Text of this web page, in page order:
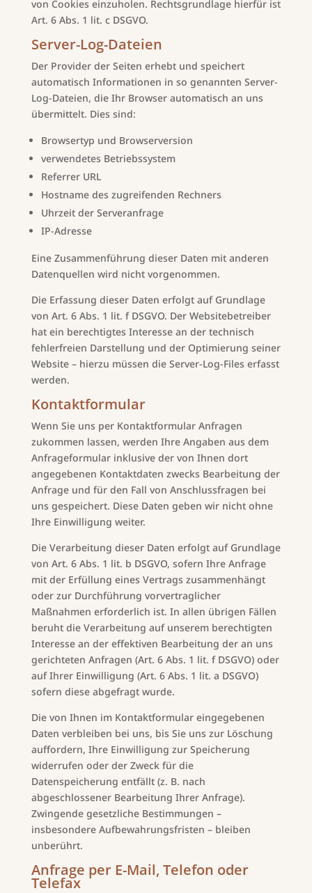
von Cookies einzuholen. Rechtsgrundlage hierfür ist
Art. 6 Abs. 1 lit. c DSGVO.
Server-Log-Dateien
Der Provider der Seiten erhebt und speichert
automatisch Informationen in so genannten Server-
Log-Dateien, die Ihr Browser automatisch an uns
übermittelt. Dies sind:
Browsertyp und Browserversion
verwendetes Betriebssystem
Referrer URL
Hostname des zugreifenden Rechners
Uhrzeit der Serveranfrage
IP-Adresse
Eine Zusammenführung dieser Daten mit anderen
Datenquellen wird nicht vorgenommen.
Die Erfassung dieser Daten erfolgt auf Grundlage
von Art. 6 Abs. 1 lit. f DSGVO. Der Websitebetreiber
hat ein berechtigtes Interesse an der technisch
fehlerfreien Darstellung und der Optimierung seiner
Website – hierzu müssen die Server-Log-Files erfasst
werden.
Kontaktformular
Wenn Sie uns per Kontaktformular Anfragen
zukommen lassen, werden Ihre Angaben aus dem
Anfrageformular inklusive der von Ihnen dort
angegebenen Kontaktdaten zwecks Bearbeitung der
Anfrage und für den Fall von Anschlussfragen bei
uns gespeichert. Diese Daten geben wir nicht ohne
Ihre Einwilligung weiter.
Die Verarbeitung dieser Daten erfolgt auf Grundlage
von Art. 6 Abs. 1 lit. b DSGVO, sofern Ihre Anfrage
mit der Erfüllung eines Vertrags zusammenhängt
oder zur Durchführung vorvertraglicher
Maßnahmen erforderlich ist. In allen übrigen Fällen
beruht die Verarbeitung auf unserem berechtigten
Interesse an der effektiven Bearbeitung der an uns
gerichteten Anfragen (Art. 6 Abs. 1 lit. f DSGVO) oder
auf Ihrer Einwilligung (Art. 6 Abs. 1 lit. a DSGVO)
sofern diese abgefragt wurde.
Die von Ihnen im Kontaktformular eingegebenen
Daten verbleiben bei uns, bis Sie uns zur Löschung
auffordern, Ihre Einwilligung zur Speicherung
widerrufen oder der Zweck für die
Datenspeicherung entfällt (z. B. nach
abgeschlossener Bearbeitung Ihrer Anfrage).
Zwingende gesetzliche Bestimmungen –
insbesondere Aufbewahrungsfristen – bleiben
unberührt.
Anfrage per E-Mail, Telefon oder
Telefax